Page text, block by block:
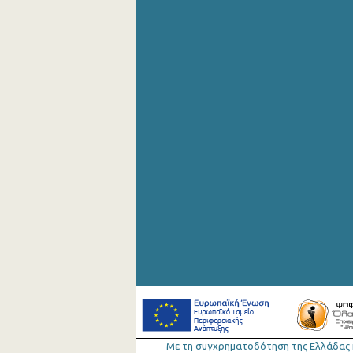
Οκτωβρίου 2018
Σεπτεμβρίου 2018
Με τη συγχρηµατοδότηση της Ελλάδας